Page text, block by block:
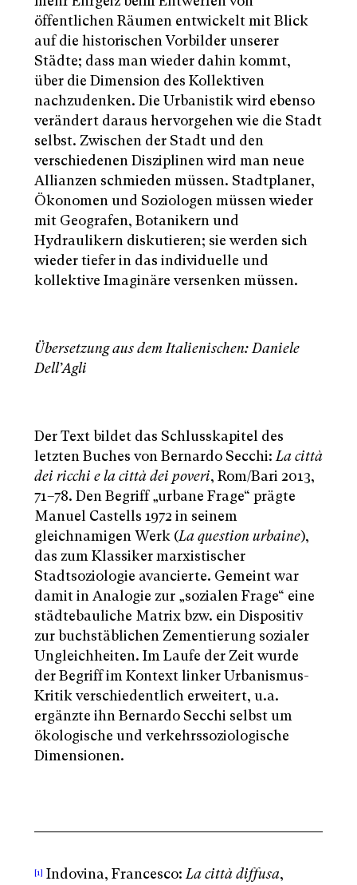
öffentlichen Räumen entwickelt mit Blick
auf die historischen Vorbilder unserer
Städte; dass man wieder dahin kommt,
über die Dimension des Kollektiven
nachzudenken. Die Urbanistik wird ebenso
verändert daraus hervorgehen wie die Stadt
selbst. Zwischen der Stadt und den
verschiedenen Disziplinen wird man neue
Allianzen schmieden müssen. Stadtplaner,
Ökonomen und Soziologen müssen wieder
mit Geografen, Botanikern und
Hydraulikern diskutieren; sie werden sich
wieder tiefer in das individuelle und
kollektive Imaginäre versenken müssen.
Übersetzung aus dem Italienischen: Daniele
Dell’Agli
Der Text bildet das Schlusskapitel des
letzten Buches von Bernardo Secchi: La città
dei ricchi e la città dei poveri, Rom/Bari 2013,
71–78. Den Begriff „urbane Frage“ prägte
Manuel Castells 1972 in seinem
gleichnamigen Werk (La question urbaine),
das zum Klassiker marxistischer
Stadtsoziologie avancierte. Gemeint war
damit in Analogie zur „sozialen Frage“ eine
städtebauliche Matrix bzw. ein Dispositiv
zur buchstäblichen Zementierung sozialer
Ungleichheiten. Im Laufe der Zeit wurde
der Begriff im Kontext linker Urbanismus-
Kritik verschiedentlich erweitert, u.a.
ergänzte ihn Bernardo Secchi selbst um
ökologische und verkehrssoziologische
Dimensionen.
[1] Indovina, Francesco:La città diffusa,